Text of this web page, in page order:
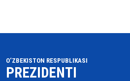
O‘ZBEKISTON RESPUBLIKASI
PREZIDENTI